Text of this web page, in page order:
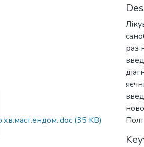
(35 KB)
раз